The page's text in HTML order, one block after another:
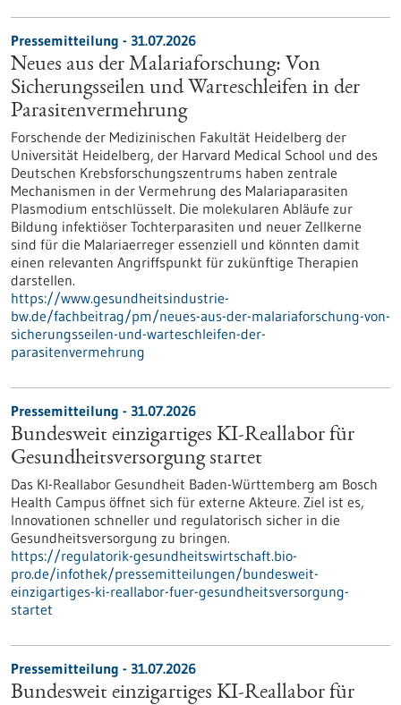
Pressemitteilung - 31.07.2026
Neues aus der Malariaforschung: Von
Sicherungsseilen und Warteschleifen in der
Parasitenvermehrung
Forschende der Medizinischen Fakultät Heidelberg der
Universität Heidelberg, der Harvard Medical School und des
Deutschen Krebsforschungszentrums haben zentrale
Mechanismen in der Vermehrung des Malariaparasiten
Plasmodium entschlüsselt. Die molekularen Abläufe zur
Bildung infektiöser Tochterparasiten und neuer Zellkerne
sind für die Malariaerreger essenziell und könnten damit
einen relevanten Angriffspunkt für zukünftige Therapien
darstellen.
https://www.gesundheitsindustrie-
bw.de/fachbeitrag/pm/neues-aus-der-malariaforschung-von-
sicherungsseilen-und-warteschleifen-der-
parasitenvermehrung
Pressemitteilung - 31.07.2026
Bundesweit einzigartiges KI-Reallabor für
Gesundheits­versorgung startet
Das KI-Reallabor Gesundheit Baden-Württemberg am Bosch
Health Campus öffnet sich für externe Akteure. Ziel ist es,
Innovationen schneller und regulatorisch sicher in die
Gesundheitsversorgung zu bringen.
https://regulatorik-gesundheitswirtschaft.bio-
pro.de/infothek/pressemitteilungen/bundesweit-
einzigartiges-ki-reallabor-fuer-gesundheitsversorgung-
startet
Pressemitteilung - 31.07.2026
Bundesweit einzigartiges KI-Reallabor für